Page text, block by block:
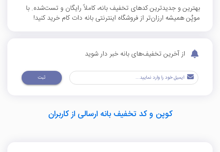
بهترین و جدیدترین کدهای تخفیف بانه، کاملاً رایگان و تست‌شده. با
موپُن همیشه ارزان‌تر از فروشگاه اینترنتی بانه دات کام خرید کنید!
از آخرین تخفیف‌های بانه خبر دار شوید
ثبت
کوپن و کد تخفیف بانه ارسالی از کاربران